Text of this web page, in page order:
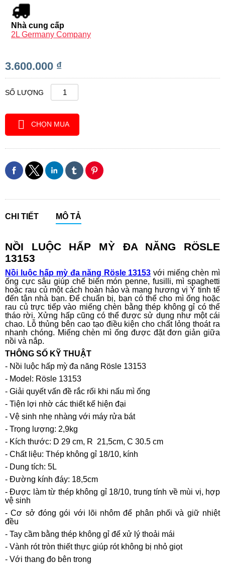
Nhà cung cấp
2L Germany Company
3.600.000 ₫
SỐ LƯỢNG
CHỌN MUA
CHI TIẾT MÔ TẢ
NỒI LUỘC HẤP MỲ ĐA NĂNG RÖSLE
13153
Nồi luộc hấp mỳ đa năng Rösle 13153 với miếng chèn mì
ống cực sâu giúp chế biến món penne, fusilli, mì spaghetti
hoặc rau củ một cách hoàn hảo và mang hương vị Ý tinh tế
đến tận nhà bạn. Để chuẩn bị, bạn có thể cho mì ống hoặc
rau củ trực tiếp vào miếng chèn bằng thép không gỉ có thể
tháo rời. Xửng hấp cũng có thể được sử dụng như một cái
chao. Lỗ thủng bên cao tạo điều kiện cho chất lỏng thoát ra
nhanh chóng. Miếng chèn mì ống được đặt đơn giản giữa
nồi và nắp.
THÔNG SỐ KỸ THUẬT
- Nồi luộc hấp mỳ đa năng Rösle 13153
- Model: Rösle 13153
- Giải quyết vấn đề rắc rối khi nấu mì ống
- Tiện lợi nhờ các thiết kế hiện đại
- Vệ sinh nhẹ nhàng với máy rửa bát
- Trọng lượng: 2,9kg
- Kích thước: D 29 cm, R 21,5cm, C 30.5 cm
- Chất liệu: Thép không gỉ 18/10, kính
- Dung tích: 5L
- Đường kính đáy: 18,5cm
- Được làm từ thép không gỉ 18/10, trung tính về mùi vị, hợp
vệ sinh
- Cơ sở đóng gói với lõi nhôm để phân phối và giữ nhiệt
đều
- Tay cầm bằng thép không gỉ để xử lý thoải mái
- Vành rót tròn thiết thực giúp rót không bị nhỏ giọt
- Với thang đo bên trong